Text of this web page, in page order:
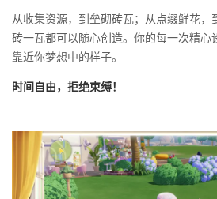
从收集资源，到垒砌砖瓦；从点缀鲜花
砖一瓦都可以随心创造。你的每一次精心
靠近你梦想中的样子。
时间自由，拒绝束缚！